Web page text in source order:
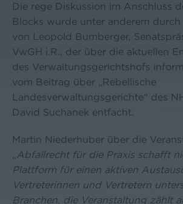
Die rege Diskussion im Anschluss
Blocks wurde unter anderem
von Leopold Bumberger,
VwGH i.R., der über die aktuellen
des Verwaltungsgerichtshofs
vom Beitrag über „Rebellische
Landesverwaltungsgerichte“ des
David Suchanek entfacht.
Martin Niederhuber über die
Abfallrecht für die Praxis schafft
Plattform für einen aktiven
Vertreterinnen und Vertretern
Branchen, die Veranstaltung zählt